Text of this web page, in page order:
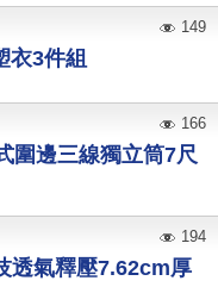
衣3件組
149
圍邊三線獨立筒7尺
166
透氣釋壓7.62cm厚
194